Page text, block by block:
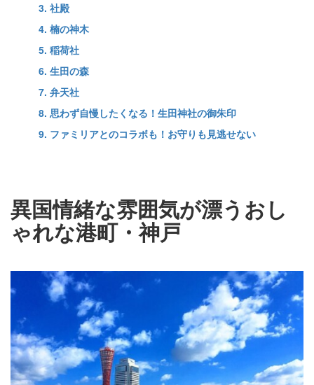
3. 社殿
4. 楠の神木
5. 稲荷社
6. 生田の森
7. 弁天社
8. 思わず自慢したくなる！生田神社の御朱印
9. ファミリアとのコラボも！お守りも見逃せない
異国情緒な雰囲気が漂うおし
ゃれな港町・神戸